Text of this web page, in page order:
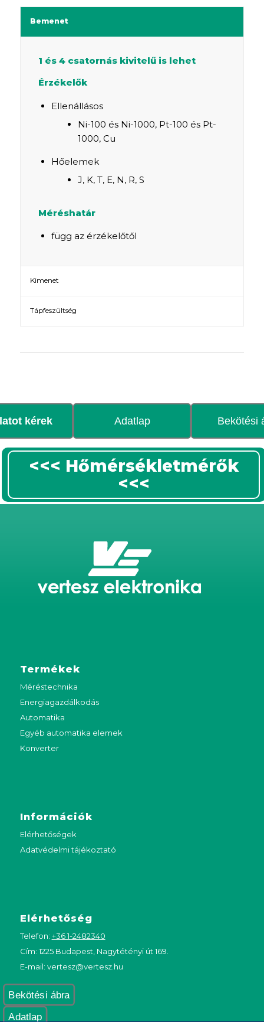
Bemenet
1 és 4 csatornás kivitelű is lehet
Érzékelők
Ellenállásos
Ni-100 és Ni-1000, Pt-100 és Pt-
1000, Cu
Hőelemek
J, K, T, E, N, R, S
Méréshatár
függ az érzékelőtől
Kimenet
Tápfeszültség
kérek Adatlap Bekötési
<<< Hőmérsékletmérők
<<<
Adatlap
Bekötési ábra
Termékek
Méréstechnika
Energiagazdálkodás
Automatika
Egyéb automatika elemek
Konverter
Információk
Elérhetőségek
Adatvédelmi tájékoztató
Elérhetőség
Telefon: +36 1-2482340
Cím: 1225 Budapest, Nagytétényi út 169.
E-mail: vertesz@vertesz.hu